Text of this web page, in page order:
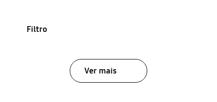
Filtro
Ver mais